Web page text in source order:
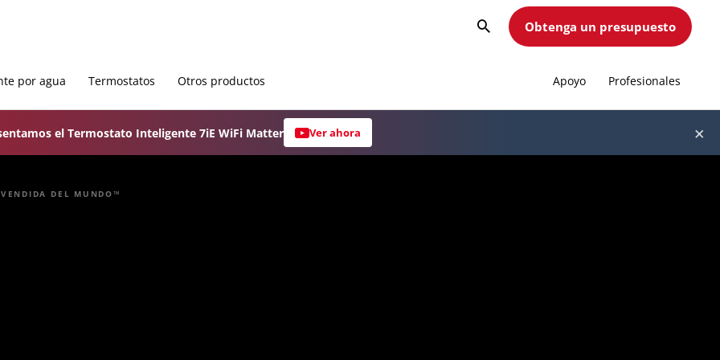
Obtenga un presupuesto
por agua Termostatos Otros productos Apoyo Profesionales
el Termostato Inteligente 7iE WiFi Matter Ver ahora ×
DEL MUNDO™